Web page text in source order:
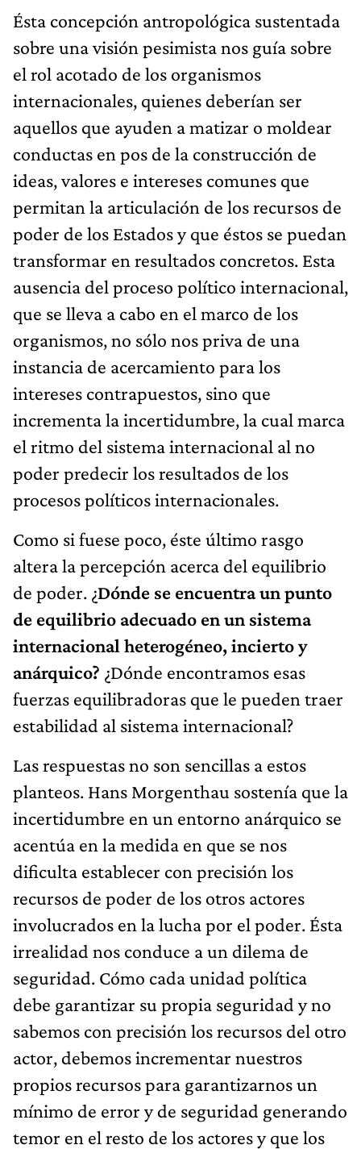
Ésta concepción antropológica sustentada
sobre una visión pesimista nos guía sobre
el rol acotado de los organismos
internacionales, quienes deberían ser
aquellos que ayuden a matizar o moldear
conductas en pos de la construcción de
ideas, valores e intereses comunes que
permitan la articulación de los recursos de
poder de los Estados y que éstos se puedan
transformar en resultados concretos. Esta
ausencia del proceso político internacional,
que se lleva a cabo en el marco de los
organismos, no sólo nos priva de una
instancia de acercamiento para los
intereses contrapuestos, sino que
incrementa la incertidumbre, la cual marca
el ritmo del sistema internacional al no
poder predecir los resultados de los
procesos políticos internacionales.
Como si fuese poco, éste último rasgo
altera la percepción acerca del equilibrio
de poder. ¿Dónde se encuentra un punto
de equilibrio adecuado en un sistema
internacional heterogéneo, incierto y
anárquico? ¿Dónde encontramos esas
fuerzas equilibradoras que le pueden traer
estabilidad al sistema internacional?
Las respuestas no son sencillas a estos
planteos. Hans Morgenthau sostenía que la
incertidumbre en un entorno anárquico se
acentúa en la medida en que se nos
dificulta establecer con precisión los
recursos de poder de los otros actores
involucrados en la lucha por el poder. Ésta
irrealidad nos conduce a un dilema de
seguridad. Cómo cada unidad política
debe garantizar su propia seguridad y no
sabemos con precisión los recursos del otro
actor, debemos incrementar nuestros
propios recursos para garantizarnos un
mínimo de error y de seguridad generando
temor en el resto de los actores y que los